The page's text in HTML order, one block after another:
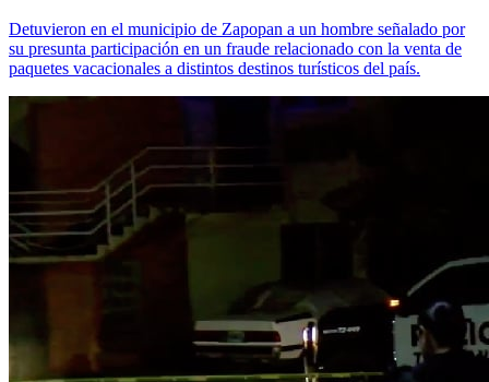
Detuvieron en el municipio de Zapopan a un hombre señalado por
su presunta participación en un fraude relacionado con la venta de
paquetes vacacionales a distintos destinos turísticos del país.